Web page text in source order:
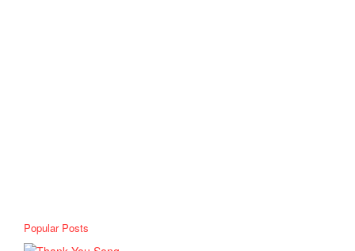
Popular Posts